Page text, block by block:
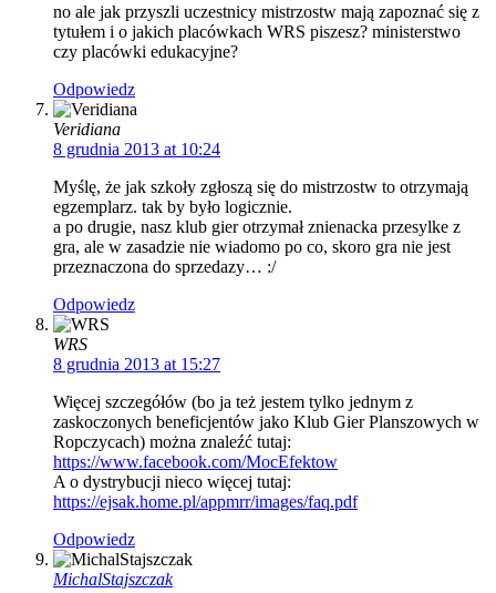
no ale jak przyszli uczestnicy mistrzostw mają zapoznać się z
tytułem i o jakich placówkach WRS piszesz? ministerstwo
czy placówki edukacyjne?
Odpowiedz
Veridiana
8 grudnia 2013 at 10:24
Myślę, że jak szkoły zgłoszą się do mistrzostw to otrzymają
egzemplarz. tak by było logicznie.
a po drugie, nasz klub gier otrzymał znienacka przesylke z
gra, ale w zasadzie nie wiadomo po co, skoro gra nie jest
przeznaczona do sprzedazy… :/
Odpowiedz
WRS
8 grudnia 2013 at 15:27
Więcej szczegółów (bo ja też jestem tylko jednym z
zaskoczonych beneficjentów jako Klub Gier Planszowych w
Ropczycach) można znaleźć tutaj:
https://www.facebook.com/MocEfektow
A o dystrybucji nieco więcej tutaj:
https://ejsak.home.pl/appmrr/images/faq.pdf
Odpowiedz
MichalStajszczak